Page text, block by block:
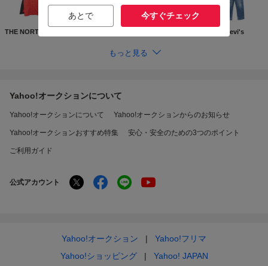
THE NORTH FACE Levi's
もっと見る
Yahoo!オークションについて
Yahoo!オークションについて Yahoo!オークションからのお知らせ
Yahoo!オークションおすすめ特集 安心・安全のための3つのポイント
ご利用ガイド
公式アカウント
Yahoo!オークション
Yahoo!フリマ
Yahoo!ショッピング
Yahoo! JAPAN
あとで 今すぐチェック